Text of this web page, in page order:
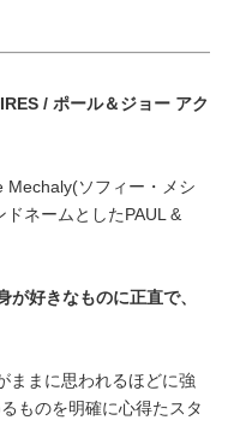
/ ポール＆ジョー アク
Mechaly(ソフィー・メシ
ネームとしたPAUL &
好きなものに正直で、
ままに思われるほどに強
ものを明確に心得たスタ